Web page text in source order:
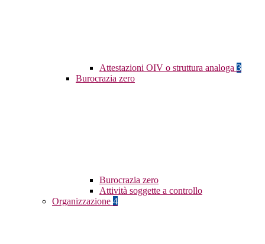
Attestazioni OIV o struttura analoga 3
Burocrazia zero
Burocrazia zero
Attività soggette a controllo
Organizzazione 4